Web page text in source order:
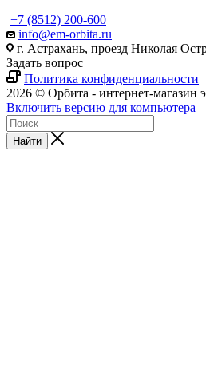
+7 (8512) 200-600
info@em-orbita.ru
г. Астрахань, проезд Николая
Задать вопрос
Политика конфиденциальности
2026 © Орбита - интернет-магазин
Включить версию для компьютера
Найти